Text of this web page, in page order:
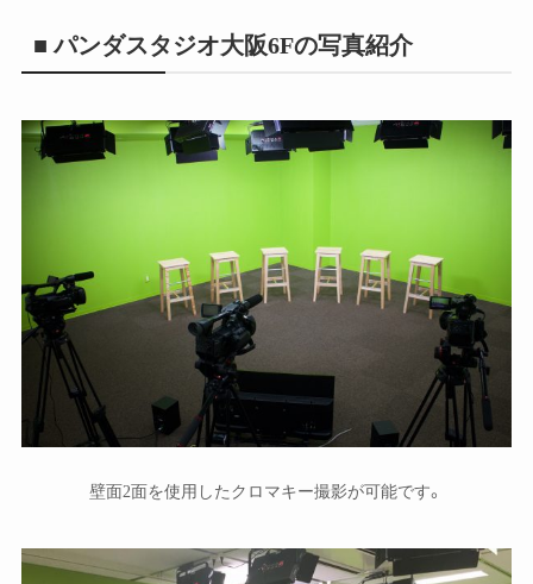
■ パンダスタジオ大阪6Fの写真紹介
壁面2面を使用したクロマキー撮影が可能です。